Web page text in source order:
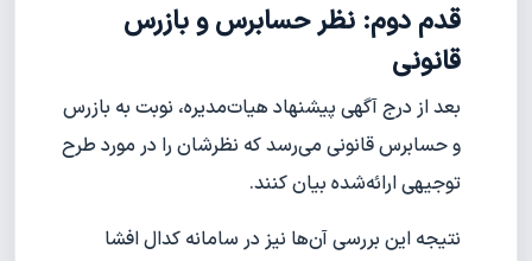
قدم دوم: نظر حسابرس و بازرس
قانونی
بعد از درج آگهی پیشنهاد هیات‌مدیره، نوبت به بازرس
و حسابرس قانونی می‌رسد که نظرشان را در مورد طرح
توجیهی ارائه‌شده بیان کنند.
نتیجه این بررسی آن‌ها نیز در سامانه کدال افشا